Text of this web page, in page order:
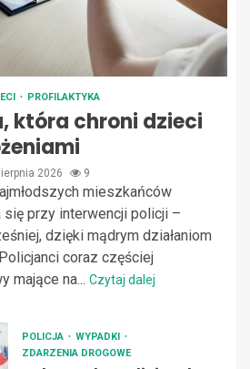
PROFILAKTYKA
która chroni dzieci
2026 9
mieszkańców
się przy interwencji policji –
dzięki mądrym działaniom
coraz częściej
mające na... Czytaj dalej
POLICJA
WYPADKI
ZDARZENIA DROGOWE